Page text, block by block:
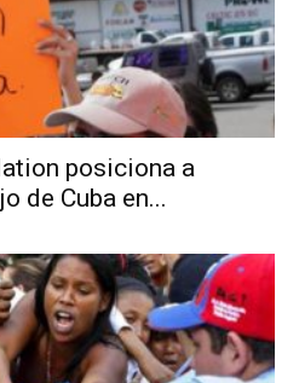
posiciona a
de Cuba en...